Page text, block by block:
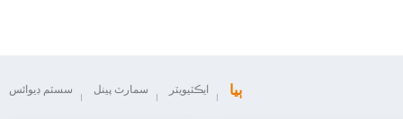
سسٽم ڊيوائس سمارٽ پينل ايڪٽيويٽر ٻيا